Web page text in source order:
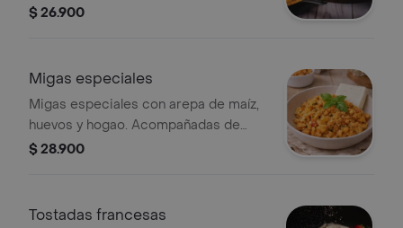
Acompaño con chocolate en leche
$ 26.900
Migas especiales
Migas especiales con arepa de maíz,
huevos y hogao. Acompañadas de
pan, leche, queso cuajada y chocolate
$ 28.900
Tostadas francesas